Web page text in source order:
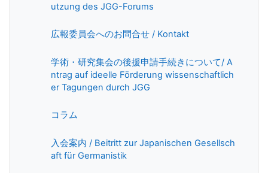
utzung des JGG-Forums
広報委員会へのお問合せ / KontaktURL
学術・研究集会の後援申請手続きについて/ A
ntrag auf ideelle Förderung wissenschaftlich
er Tagungen durch JGG
コラム
入会案内 / Beitritt zur Japanischen Gesellsch
aft für GermanistikPage